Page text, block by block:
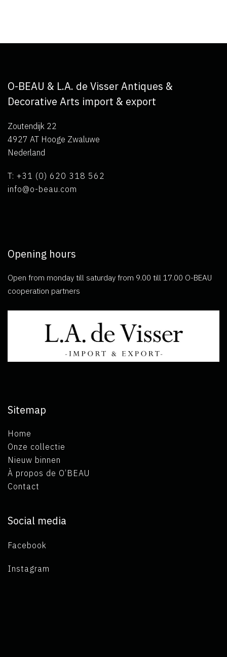
O-BEAU & L.A. de Visser Antiques &
Decorative Arts import & export
Zoutendijk 22
4927 AT Hooge Zwaluwe
Nederland
T: +31 (0) 620 318 562
info@o-beau.com
Opening hours
Open from monday till saturday from 9.00 till 17.00 O-BEAU
cooperation partners
Sitemap
Home
Onze collectie
Nieuw binnen
À propos de O’BEAU
Contact
Social media
Facebook
Instagram